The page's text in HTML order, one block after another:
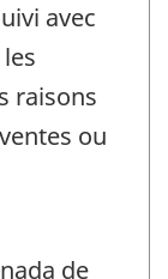
avec
raisons
ou
de